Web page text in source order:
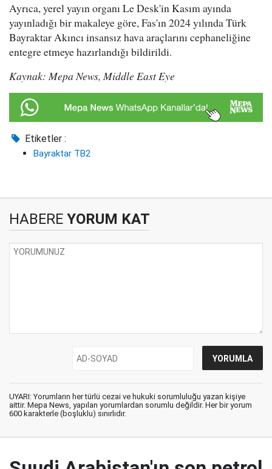
Ayrıca, yerel yayın organı Le Desk'in Kasım ayında
yayınladığı bir makaleye göre, Fas'ın 2024 yılında Türk
Bayraktar Akıncı insansız hava araçlarını cephaneliğine
entegre etmeye hazırlandığı bildirildi.
Kaynak: Mepa News, Middle East Eye
Etiketler :
Bayraktar TB2
HABERE YORUM KAT
UYARI: Yorumların her türlü cezai ve hukuki sorumluluğu yazan kişiye
aittir. Mepa News, yapılan yorumlardan sorumlu değildir. Her bir yorum
600 karakterle (boşluklu) sınırlıdır.